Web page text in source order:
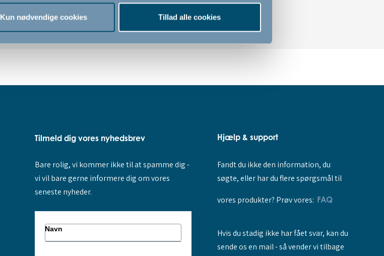
Kun nødvendige cookies Tillad alle cookies
Tilmeld dig vores nyhedsbrev
Bare rolig, vi kommer ikke til at spamme dig -
vi vil bare gerne informere dig om vores
seneste nyheder.
Navn
Hjælp & support
Fandt du ikke den information, du
søgte, eller har du flere spørgsmål til
vores produkter? Prøv vores: FAQ
Hvis du stadig ikke har fået svar, kan du
sende os en mail - så vender vi tilbage